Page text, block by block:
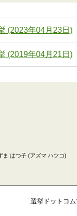
(2023年04月23日)
(2019年04月21日)
ま はつ子 (アズマ ハツコ)
選挙ドットコ